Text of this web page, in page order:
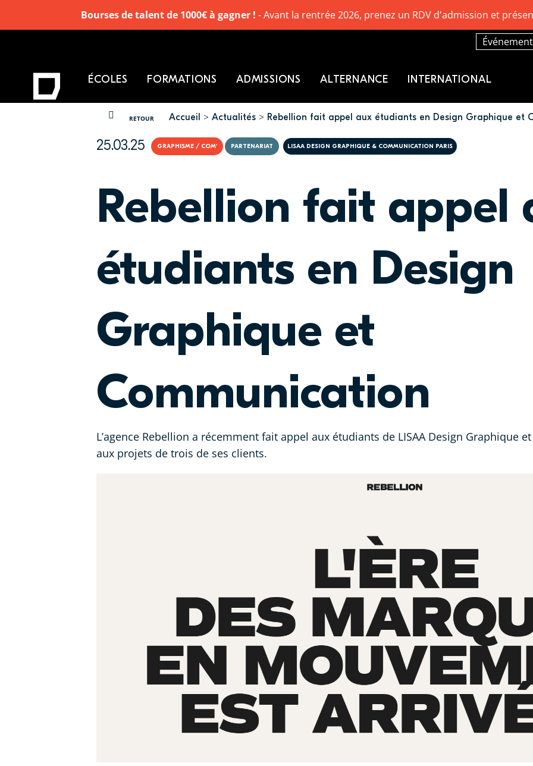
RETOUR
VOUS ÊTES ICI Accueil Actualités Rebellion fait appel aux étudiants en Design Graphique et
25.03.25 GRAPHISME / COM' PARTENARIAT LISAA DESIGN GRAPHIQUE & COMMUNICATION PARIS
Rebellion fait appel
étudiants en Design
Graphique et
Communication
L’agence Rebellion a récemment fait appel aux étudiants de LISAA Design Graphique
aux projets de trois de ses clients.
ÉCOLES FORMATIONS ADMISSIONS ALTERNANCE INTERNATIONAL
Bourses de talent de 1000€ à gagner ! - Avant la rentrée 2026, prenez un RDV d'admission et